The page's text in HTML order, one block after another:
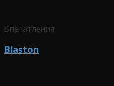
Впечатления
Blaston